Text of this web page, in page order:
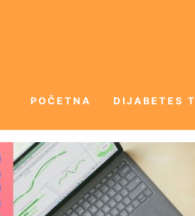
POČETNA DIJABETES